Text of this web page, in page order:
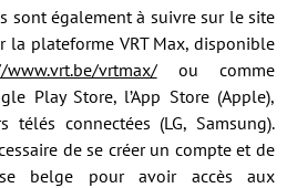
sont également à suivre sur le site
la plateforme VRT Max, disponible
www.vrt.be/vrtmax/ou comme
Play Store, l’App Store (Apple),
connectées (LG, Samsung).
de se créer un compte et de
belge pour avoir accès aux